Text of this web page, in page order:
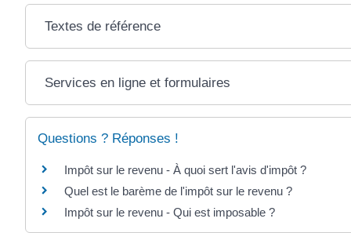
Textes de référence
Services en ligne et formulaires
Questions ? Réponses !
Impôt sur le revenu - À quoi sert l'avis d'impôt ?
Quel est le barème de l'impôt sur le revenu ?
Impôt sur le revenu - Qui est imposable ?